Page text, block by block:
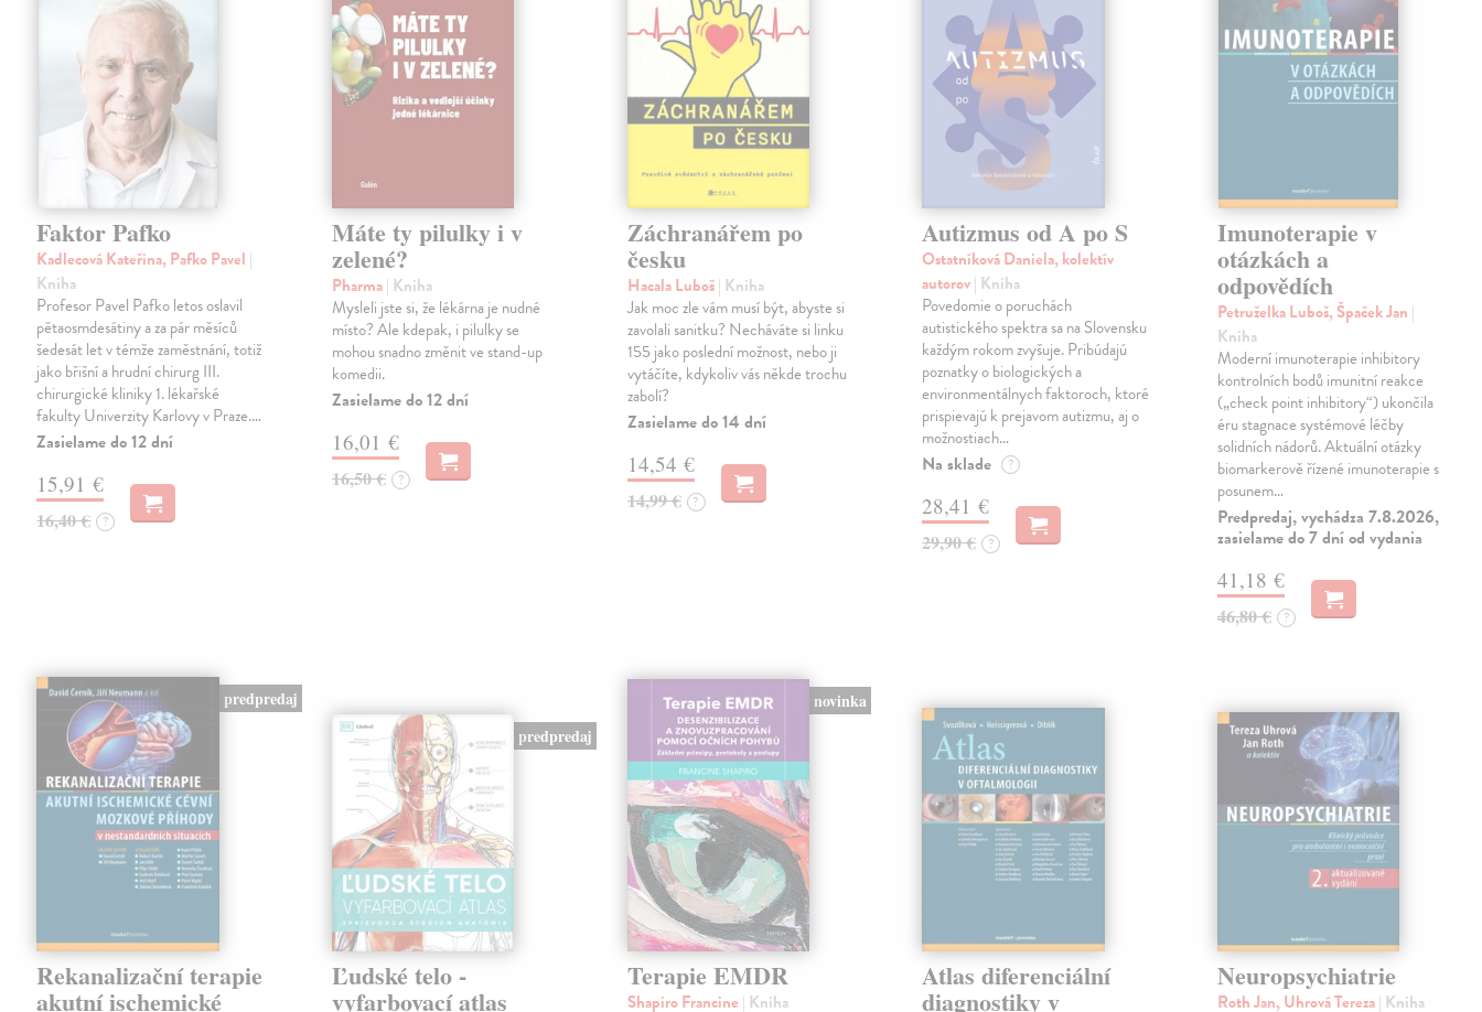
Faktor Pafko
Kadlecová Kateřina, Pafko Pavel |
Kniha
Profesor Pavel Pafko letos oslavil
pětaosmdesátiny a za pár měsíců
šedesát let v témže zaměstnání, totiž
jako břišní a hrudní chirurg III.
chirurgické kliniky 1. lékařské
fakulty Univerzity Karlovy v Praze.…
Zasielame do 12 dní
15,91 €
16,40 € ?
Máte ty pilulky i v
zelené?
Pharma| Kniha
Mysleli jste si, že lékárna je nudné
místo? Ale kdepak, i pilulky se
mohou snadno změnit ve stand-up
komedii.
Zasielame do 12 dní
16,01 €
16,50 € ?
Záchranářem po
česku
Hacala Luboš| Kniha
Jak moc zle vám musí být, abyste si
zavolali sanitku? Necháváte si linku
155 jako poslední možnost, nebo ji
vytáčíte, kdykoliv vás někde trochu
zabolí?
Zasielame do 14 dní
14,54 €
14,99 € ?
Autizmus od A po S
Ostatníková Daniela, kolektív
autorov| Kniha
Povedomie o poruchách
autistického spektra sa na Slovensku
každým rokom zvyšuje. Pribúdajú
poznatky o biologických a
environmentálnych faktoroch, ktoré
prispievajú k prejavom autizmu, aj o
možnostiach…
Na sklade ?
28,41 €
29,90 € ?
Imunoterapie v
otázkách a
odpovědích
Petruželka Luboš, Špaček Jan |
Kniha
Moderní imunoterapie inhibitory
kontrolních bodů imunitní reakce
(„check point inhibitory“) ukončila
éru stagnace systémové léčby
solidních nádorů. Aktuální otázky
biomarkerově řízené imunoterapie s
posunem…
Predpredaj, vychádza 7.8.2026,
zasielame do 7 dní od vydania
41,18 €
46,80 € ?
predpredaj
Rekanalizační terapie
akutní ischemické
predpredaj
Ľudské telo -
vyfarbovací atlas
novinka
Terapie EMDR
Shapiro Francine | Kniha
Atlas diferenciální
diagnostiky v
Neuropsychiatrie
Roth Jan, Uhrová Tereza| Kniha